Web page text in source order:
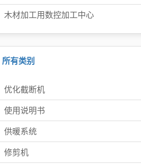
木材加工用数控加工中心
所有类别
优化截断机
使用说明书
供暖系统
修剪机